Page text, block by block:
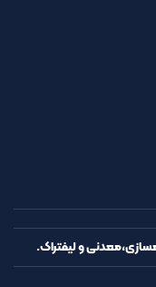
و لیفتراک.